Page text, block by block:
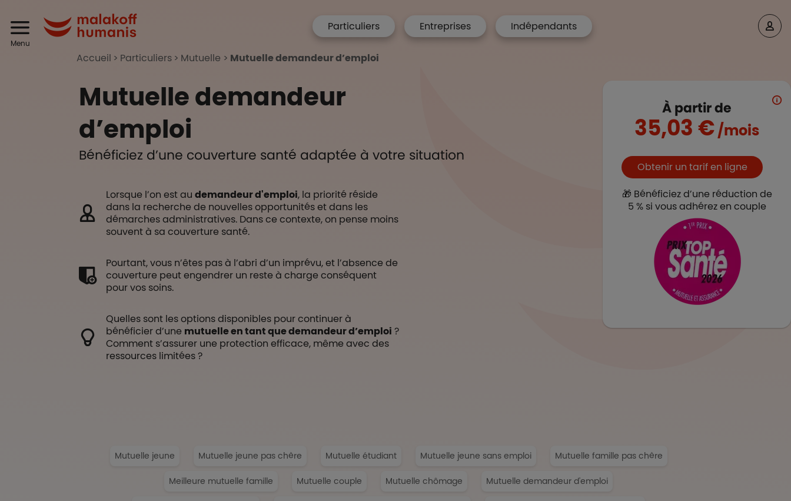
Header
Menu Malakoff Humanis Accueil
menu hp
Particuliers Entreprises Indépendants
Accueil Particuliers Mutuelle Mutuelle demandeur d’emploi
Mutuelle demandeur
d’emploi
Bénéficiez d’une couverture santé adaptée à votre situation
Lorsque l’on est au demandeur d'emploi, la priorité réside
dans la recherche de nouvelles opportunités et dans les
démarches administratives. Dans ce contexte, on pense moins
souvent à sa couverture santé.
Pourtant, vous n’êtes pas à l’abri d’un imprévu, et l’absence de
couverture peut engendrer un reste à charge conséquent
pour vos soins.
Quelles sont les options disponibles pour continuer à
bénéficier d’une mutuelle en tant que demandeur d’emploi ?
Comment s’assurer une protection efficace, même avec des
ressources limitées ?
À partir de
35,03 €/mois
Boutons et liens
Obtenir un tarif en ligne
🎁 Bénéficiez d’une réduction de
5 % si vous adhérez en couple
Mutuelle jeune Mutuelle jeune pas chère Mutuelle étudiant Mutuelle jeune sans emploi Mutuelle famille pas chère
Meilleure mutuelle famille Mutuelle couple Mutuelle chômage Mutuelle demandeur d'emploi